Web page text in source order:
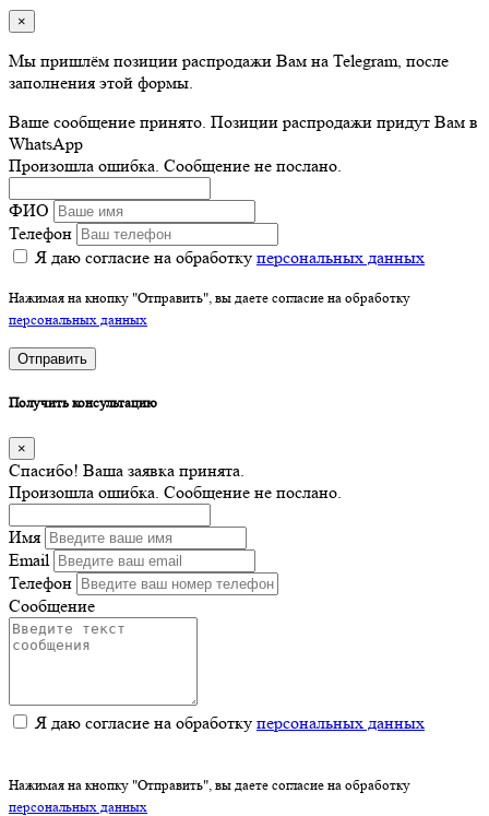
×
Мы пришлём позиции распродажи Вам на Telegram, после
заполнения этой формы.
Ваше сообщение принято. Позиции распродажи придут Вам в
WhatsApp
Произошла ошибка. Сообщение не послано.
ФИО
Телефон
Я даю согласие на обработку персональных данных
Нажимая на кнопку "Отправить", вы даете согласие на обработку
персональных данных
Отправить
Получить консультацию
×
Спасибо! Ваша заявка принята.
Произошла ошибка. Сообщение не послано.
Имя
Email
Телефон
Сообщение
Я даю согласие на обработку персональных данных
Нажимая на кнопку "Отправить", вы даете согласие на обработку
персональных данных